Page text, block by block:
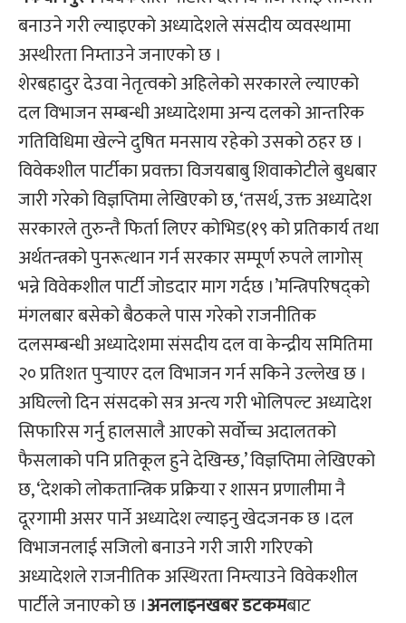
बनाउने गरी ल्याइएको अध्यादेशले संसदीय व्यवस्थामा
अस्थीरता निम्ताउने जनाएको छ ।
शेरबहादुर देउवा नेतृत्वको अहिलेको सरकारले ल्याएको
दल विभाजन सम्बन्धी अध्यादेशमा अन्य दलको आन्तरिक
गतिविधिमा खेल्ने दुषित मनसाय रहेको उसको ठहर छ ।
विवेकशील पार्टीका प्रवक्ता विजयबाबु शिवाकोटीले बुधबार
जारी गरेको विज्ञप्तिमा लेखिएको छ, ‘तसर्थ, उक्त अध्यादेश
सरकारले तुरुन्तै फिर्ता लिएर कोभिड(१९ को प्रतिकार्य तथा
अर्थतन्त्रको पुनरूत्थान गर्न सरकार सम्पूर्ण रुपले लागोस्
भन्ने विवेकशील पार्टी जोडदार माग गर्दछ ।’मन्त्रिपरिषद्को
मंगलबार बसेको बैठकले पास गरेको राजनीतिक
दलसम्बन्धी अध्यादेशमा संसदीय दल वा केन्द्रीय समितिमा
२० प्रतिशत पुर्‍याएर दल विभाजन गर्न सकिने उल्लेख छ ।
अघिल्लो दिन संसदको सत्र अन्त्य गरी भोलिपल्ट अध्यादेश
सिफारिस गर्नु हालसालै आएको सर्वोच्च अदालतको
फैसलाको पनि प्रतिकूल हुने देखिन्छ,’ विज्ञप्तिमा लेखिएको
छ, ‘देशको लोकतान्त्रिक प्रक्रिया र शासन प्रणालीमा नै
दूरगामी असर पार्ने अध्यादेश ल्याइनु खेदजनक छ ।दल
विभाजनलाई सजिलो बनाउने गरी जारी गरिएको
अध्यादेशले राजनीतिक अस्थिरता निम्त्याउने विवेकशील
पार्टीले जनाएको छ ।अनलाइनखबरडटकमबाट